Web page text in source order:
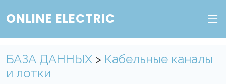
ONLINE ELECTRIC
БАЗА ДАННЫХ > Кабельные каналы
и лотки